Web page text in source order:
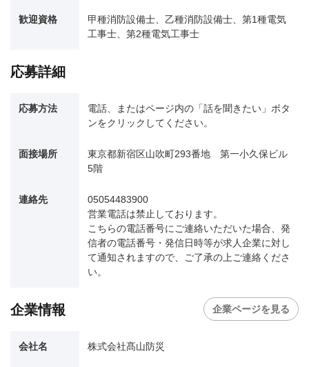
歓迎資格
甲種消防設備士、乙種消防設備士、第1種電気
工事士、第2種電気工事士
応募詳細
応募方法
電話、またはページ内の「話を聞きたい」ボタ
ンをクリックしてください。
面接場所
東京都新宿区山吹町293番地 第一小久保ビル
5階
連絡先
05054483900
営業電話は禁止しております。
こちらの電話番号にご連絡いただいた場合、発
信者の電話番号・発信日時等が求人企業に対し
て通知されますので、ご了承の上ご連絡くださ
い。
企業情報 企業ページを見る
会社名 株式会社髙山防災